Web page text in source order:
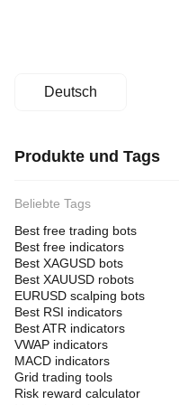
Deutsch
Produkte und Tags
Beliebte Tags
Best free trading bots
Best free indicators
Best XAGUSD bots
Best XAUUSD robots
EURUSD scalping bots
Best RSI indicators
Best ATR indicators
VWAP indicators
MACD indicators
Grid trading tools
Risk reward calculator